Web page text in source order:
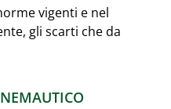
vigenti e nel
gli scarti che da